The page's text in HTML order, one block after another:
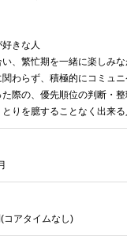
きな人
、繁忙期を一緒に楽しみ
わらず、積極的にコミュ
際の、優先順位の判断・整
りを臆することなく出来る
コアタイムなし)